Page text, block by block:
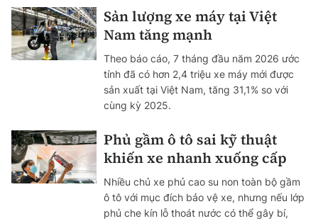
Sản lượng xe máy tại Việt
Nam tăng mạnh
Theo báo cáo, 7 tháng đầu năm 2026 ước
tính đã có hơn 2,4 triệu xe máy mới được
sản xuất tại Việt Nam, tăng 31,1% so với
cùng kỳ 2025.
Phủ gầm ô tô sai kỹ thuật
khiến xe nhanh xuống cấp
Nhiều chủ xe phủ cao su non toàn bộ gầm
ô tô với mục đích bảo vệ xe, nhưng nếu lớp
phủ che kín lỗ thoát nước có thể gây bí,